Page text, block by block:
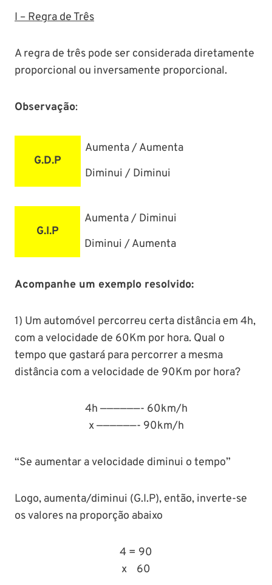
I – Regra de Três
A regra de três pode ser considerada diretamente
proporcional ou inversamente proporcional.
Observação:
G.D.P
Aumenta / Aumenta
Diminui / Diminui
G.I.P
Aumenta / Diminui
Diminui / Aumenta
Acompanhe um exemplo resolvido:
1) Um automóvel percorreu certa distância em 4h,
com a velocidade de 60Km por hora. Qual o
tempo que gastará para percorrer a mesma
distância com a velocidade de 90Km por hora?
4h ——————- 60km/h
x ——————- 90km/h
“Se aumentar a velocidade diminui o tempo”
Logo, aumenta/diminui (G.I.P), então, inverte-se
os valores na proporção abaixo
4 = 90
x 60